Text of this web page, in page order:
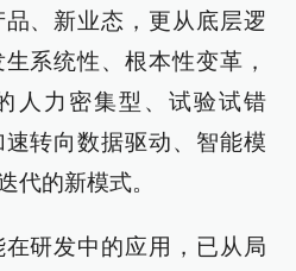
、新业态，更从底层逻
系统性、根本性变革，
人力密集型、试验试错
转向数据驱动、智能模
代的新模式。
研发中的应用，已从局